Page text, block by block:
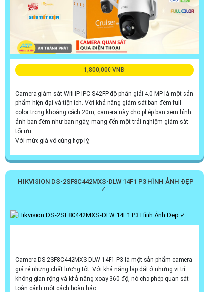
1,800,000 VNĐ
Camera giám sát Wifi IP IPC-S42FP độ phân giải 4.0 MP là một sản
phẩm hiện đại và tiện ích. Với khả năng giám sát ban đêm full
color trong khoảng cách 20m, camera này cho phép bạn xem hình
ảnh ban đêm như ban ngày, mang đến một trải nghiệm giám sát
tối ưu.
Với mức giá vô cùng hợp lý,
HIKVISION DS-2SF8C442MXS-DLW 14F1 P3 HÌNH ẢNH ĐẸP
✓
Camera DS-2SF8C442MXS-DLW 14F1 P3 là một sản phẩm camera
giá rẻ nhưng chất lượng tốt. Với khả năng lắp đặt ở những vị trí
không gian rộng và khả năng xoay 360 độ, nó cho phép quan sát
toàn cảnh một cách hoàn hảo.